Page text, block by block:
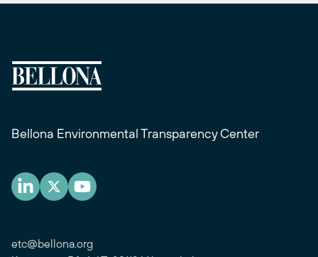
Bellona Environmental Transparency Center
etc@bellona.org